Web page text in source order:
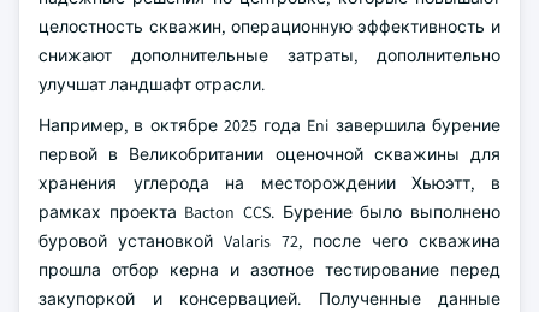
целостность скважин, операционную эффективность и
снижают дополнительные затраты, дополнительно
улучшат ландшафт отрасли.
Например, в октябре 2025 года Eni завершила бурение
первой в Великобритании оценочной скважины для
хранения углерода на месторождении Хьюэтт, в
рамках проекта Bacton CCS. Бурение было выполнено
буровой установкой Valaris 72, после чего скважина
прошла отбор керна и азотное тестирование перед
закупоркой и консервацией. Полученные данные